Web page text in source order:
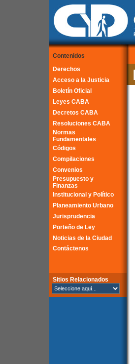
Contenidos
Derechos
Acceso a la Justicia
Boletín Oficial
Leyes CABA
Decretos CABA
Resoluciones CABA
Normas
Fundamentales
Códigos
Compilaciones
Convenios
Presupuesto y
Finanzas
Institucional y Político
Planeamiento Urbano
Jurisprudencia
Porteño de Ley
Noticias de la Ciudad
Contáctenos
Sitios Relacionados